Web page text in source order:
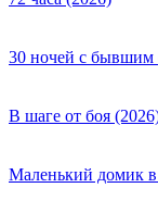
30 ночей с бывшим
В шаге от боя
Маленький домик в